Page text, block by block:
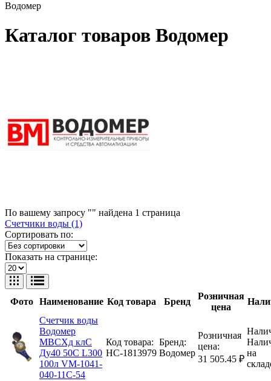
Водомер
Каталог товаров Водомер
По вашему запросу "" найдена 1 страница
Счетчики воды (1)
Сортировать по:
Показать на странице:
Фото Наименование Код товара Бренд
Розничная
цена
Счетчик воды
Водомер
МВСХд клC
Ду40 50С L300
100л VM-1041-
040-11C-54
Код товара:
НС-1813979
Бренд:
Водомер
Розничная
цена:
31 505.45 ₽
на